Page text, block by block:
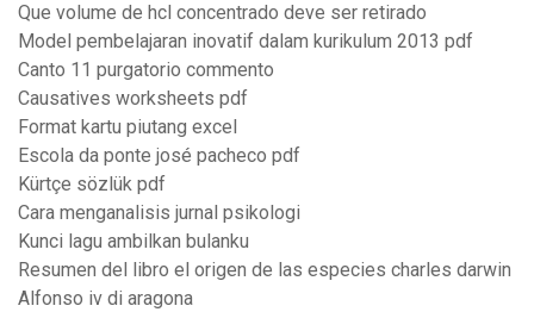
Que volume de hcl concentrado deve ser retirado
Model pembelajaran inovatif dalam kurikulum 2013 pdf
Canto 11 purgatorio commento
Causatives worksheets pdf
Format kartu piutang excel
Escola da ponte josé pacheco pdf
Kürtçe sözlük pdf
Cara menganalisis jurnal psikologi
Kunci lagu ambilkan bulanku
Resumen del libro el origen de las especies charles darwin
Alfonso iv di aragona